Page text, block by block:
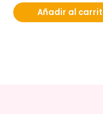
Añadir al